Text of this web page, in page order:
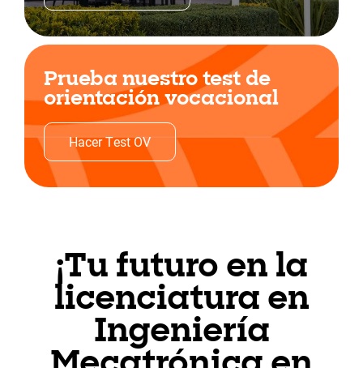
Prueba nuestro test de
orientación vocacional
Hacer Test OV
¡Tu futuro en la
licenciatura en
Ingeniería